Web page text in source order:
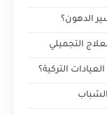
الدهون؟
التجميلي
التركية؟